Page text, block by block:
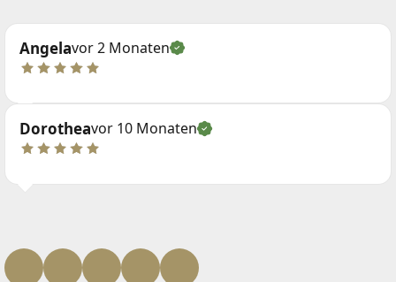
Angelavor 2 Monaten
Dorotheavor 10 Monaten